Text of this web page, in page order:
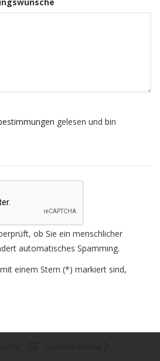
gelesen und bin
ob Sie ein menschlicher
automatisches Spamming.
einem Stern (*) markiert sind,